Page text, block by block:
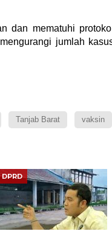
dan mematuhi
jumlah
Tanjab Barat vaksin
DPRD